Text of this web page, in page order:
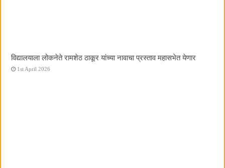
विद्यालयाला लोकनेते रामशेठ ठाकूर यांच्या नावाचा प्रस्ताव महासभेत येणार
1st April 2026